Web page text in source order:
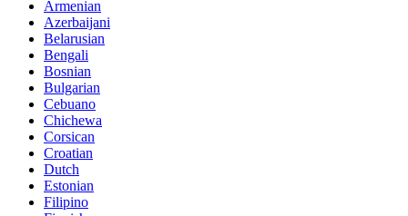
Armenian
Azerbaijani
Belarusian
Bengali
Bosnian
Bulgarian
Cebuano
Chichewa
Corsican
Croatian
Dutch
Estonian
Filipino